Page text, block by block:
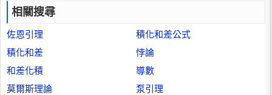
相關搜尋
佐恩引理
積化和差公式
積化和差
悖論
和差化積
導數
莫爾斯理論
泵引理